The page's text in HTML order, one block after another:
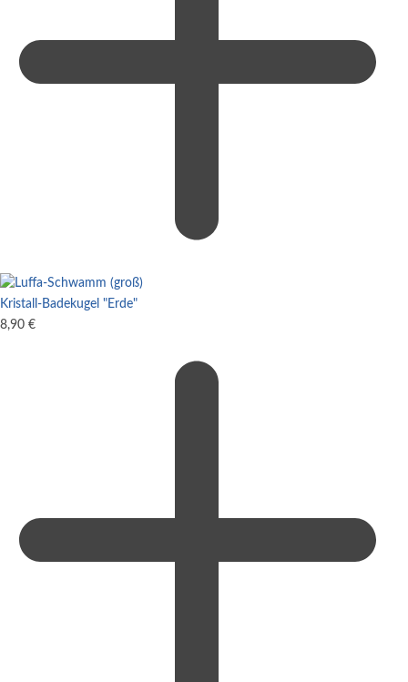
Kristall-Badekugel "Erde"
8,90 €